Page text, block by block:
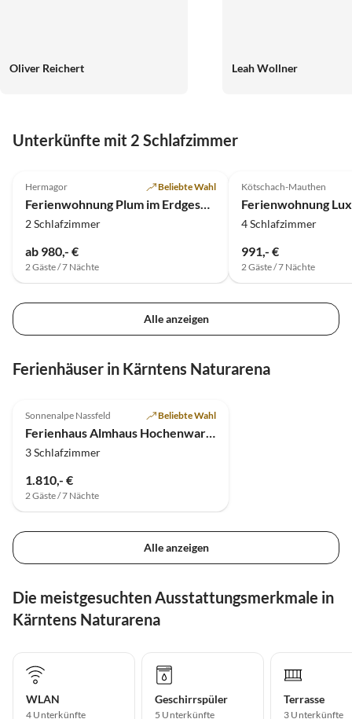
Oliver Reichert Leah Wollner
Unterkünfte mit 2 Schlafzimmer
Hermagor Beliebte Wahl
2 Schlafzimmer
ab 980,- €
2 Gäste / 7 Nächte
Kötschach-Mauthen
Ferienwohnung
4 Schlafzimmer
991,- €
2 Gäste / 7 Nächte
Alle anzeigen
Ferienhäuser in Kärntens Naturarena
Sonnenalpe Nassfeld Beliebte Wahl
Ferienhaus Almhaus Hochenwarter
3 Schlafzimmer
1.810,- €
2 Gäste / 7 Nächte
Alle anzeigen
Die meistgesuchten Ausstattungsmerkmale in
Kärntens Naturarena
WLAN
4 Unterkünfte
Geschirrspüler
5 Unterkünfte
Terrasse
3 Unterkünfte